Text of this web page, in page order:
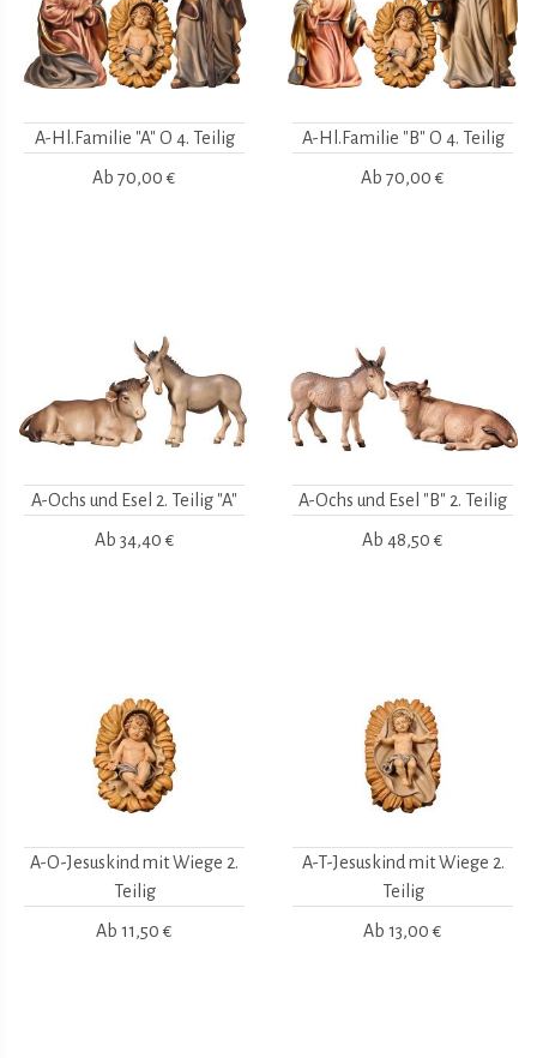
A-Hl.Familie "A" O 4. Teilig
Ab 70,00 €
A-Hl.Familie "B" O 4. Teilig
Ab 70,00 €
A-Ochs und Esel 2. Teilig "A"
Ab 34,40 €
A-Ochs und Esel "B" 2. Teilig
Ab 48,50 €
A-O-Jesuskind mit Wiege 2.
Teilig
Ab 11,50 €
A-T-Jesuskind mit Wiege 2.
Teilig
Ab 13,00 €